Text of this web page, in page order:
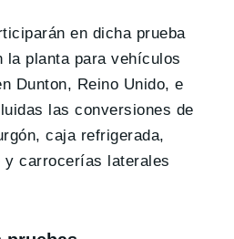
en dicha prueba
la planta para vehículos
Dunton, Reino Unido, e
las conversiones de
caja refrigerada,
y carrocerías laterales